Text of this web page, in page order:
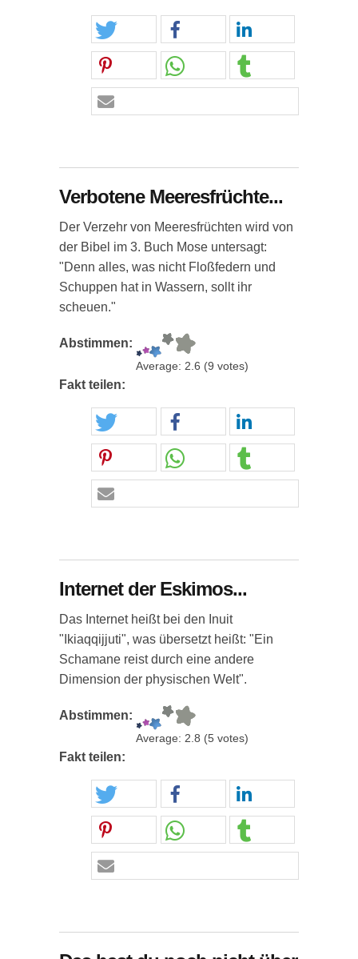
Verbotene Meeresfrüchte...
Der Verzehr von Meeresfrüchten wird von
der Bibel im 3. Buch Mose untersagt:
"Denn alles, was nicht Floßfedern und
Schuppen hat in Wassern, sollt ihr
scheuen."
Abstimmen:
Average: 2.6 (9 votes)
Fakt teilen:
Internet der Eskimos...
Das Internet heißt bei den Inuit
"Ikiaqqijjuti", was übersetzt heißt: "Ein
Schamane reist durch eine andere
Dimension der physischen Welt".
Abstimmen:
Average: 2.8 (5 votes)
Fakt teilen: